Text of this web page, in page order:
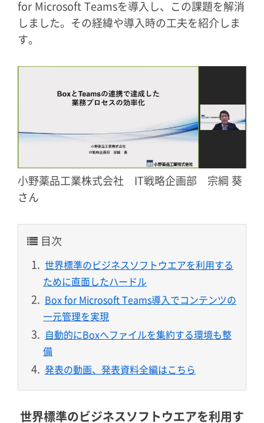
for Microsoft Teamsを導入し、この課題を解消
しました。その経緯や導入時の工夫を紹介しま
す。
小野薬品工業株式会社 IT戦略企画部 宗綱 葵
さん
目次
世界標準のビジネスソフトウエアを利用する
ために直面したハードル
Box for Microsoft Teams導入でコンテンツの
一元管理を実現
自動的にBoxへファイルを集約する環境も整
備
発表の動画、発表資料全編はこちら
世界標準のビジネスソフトウエアを利用す